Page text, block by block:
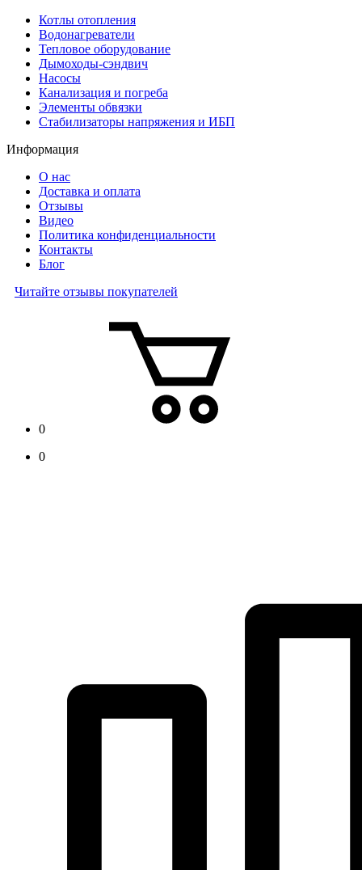
Котлы отопления
Водонагреватели
Тепловое оборудование
Дымоходы-сэндвич
Насосы
Канализация и погреба
Элементы обвязки
Стабилизаторы напряжения и ИБП
Информация
О нас
Доставка и оплата
Отзывы
Видео
Политика конфиденциальности
Контакты
Блог
Читайте отзывы покупателей
0
0